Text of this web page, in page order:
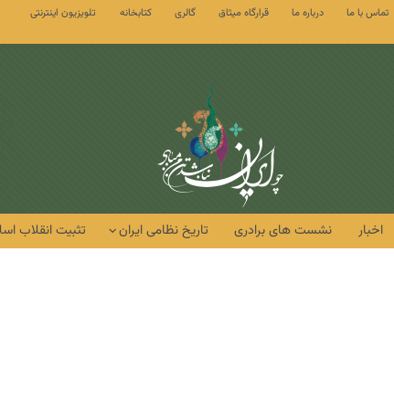
تماس با ما درباره ما قرارگاه میثاق گالری کتابخانه تلویزیون اینترنتی
اخبار نشست های برادری تاریخ نظامی ایران تثبیت انقلاب